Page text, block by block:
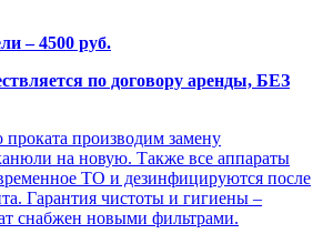
– 4500 руб.
по договору аренды, БЕЗ
проката производим замену
на новую. Также все аппараты
ТО и дезинфицируются после
Гарантия чистоты и гигиены –
снабжен новыми фильтрами.